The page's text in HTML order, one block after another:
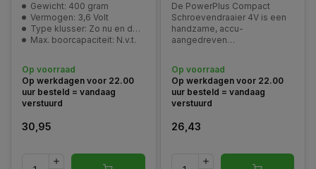
Gewicht: 400 gram
Vermogen: 3,6 Volt
Type klusser: Zo nu en dan klusser
Max. boorcapaciteit: N.v.t.
Op voorraad
Op werkdagen voor 22.00
uur besteld = vandaag
verstuurd
30,95
De PowerPlus Compact
Schroevendraaier 4V is een
handzame, accu-
aangedreven
en
onderhoudswerkzaamheden
Op voorraad
Op werkdagen voor 22.00
uur besteld = vandaag
verstuurd
26,43